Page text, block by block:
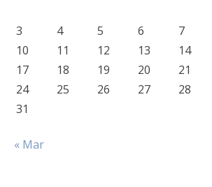
3
4 5 6 7
10
11 12 13 14
17
18 19 20 21
24
25 26 27 28
31
« Mar